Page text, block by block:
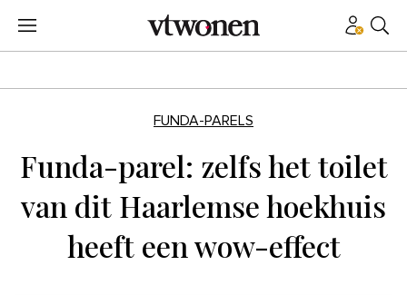
FUNDA-PARELS
Funda-parel: zelfs het toilet
van dit Haarlemse hoekhuis
heeft een wow-effect